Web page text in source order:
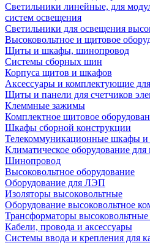
Светильники линейные, для
систем освещения
Светильники для освещения
Высоковольтное и щитовое
Щиты и шкафы, шинопровод
Системы сборных шин
Корпуса щитов и шкафов
Аксессуары и комплектующие
Щиты и панели для счетчиков
Клеммные зажимы
Комплектное щитовое
Шкафы сборной конструкции
Телекоммуникационные шкафы и
Климатическое оборудование
Шинопровод
Высоковольтное оборудование
Оборудование для ЛЭП
Изоляторы высоковольтные
Оборудование высоковольтное
Трансформаторы
Кабели, провода и аксессуары
Системы ввода и крепления для